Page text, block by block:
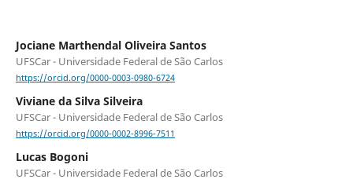
Jociane Marthendal Oliveira Santos
UFSCar - Universidade Federal de São Carlos
https://orcid.org/0000-0003-0980-6724
Viviane da Silva Silveira
UFSCar - Universidade Federal de São Carlos
https://orcid.org/0000-0002-8996-7511
Lucas Bogoni
UFSCar - Universidade Federal de São Carlos